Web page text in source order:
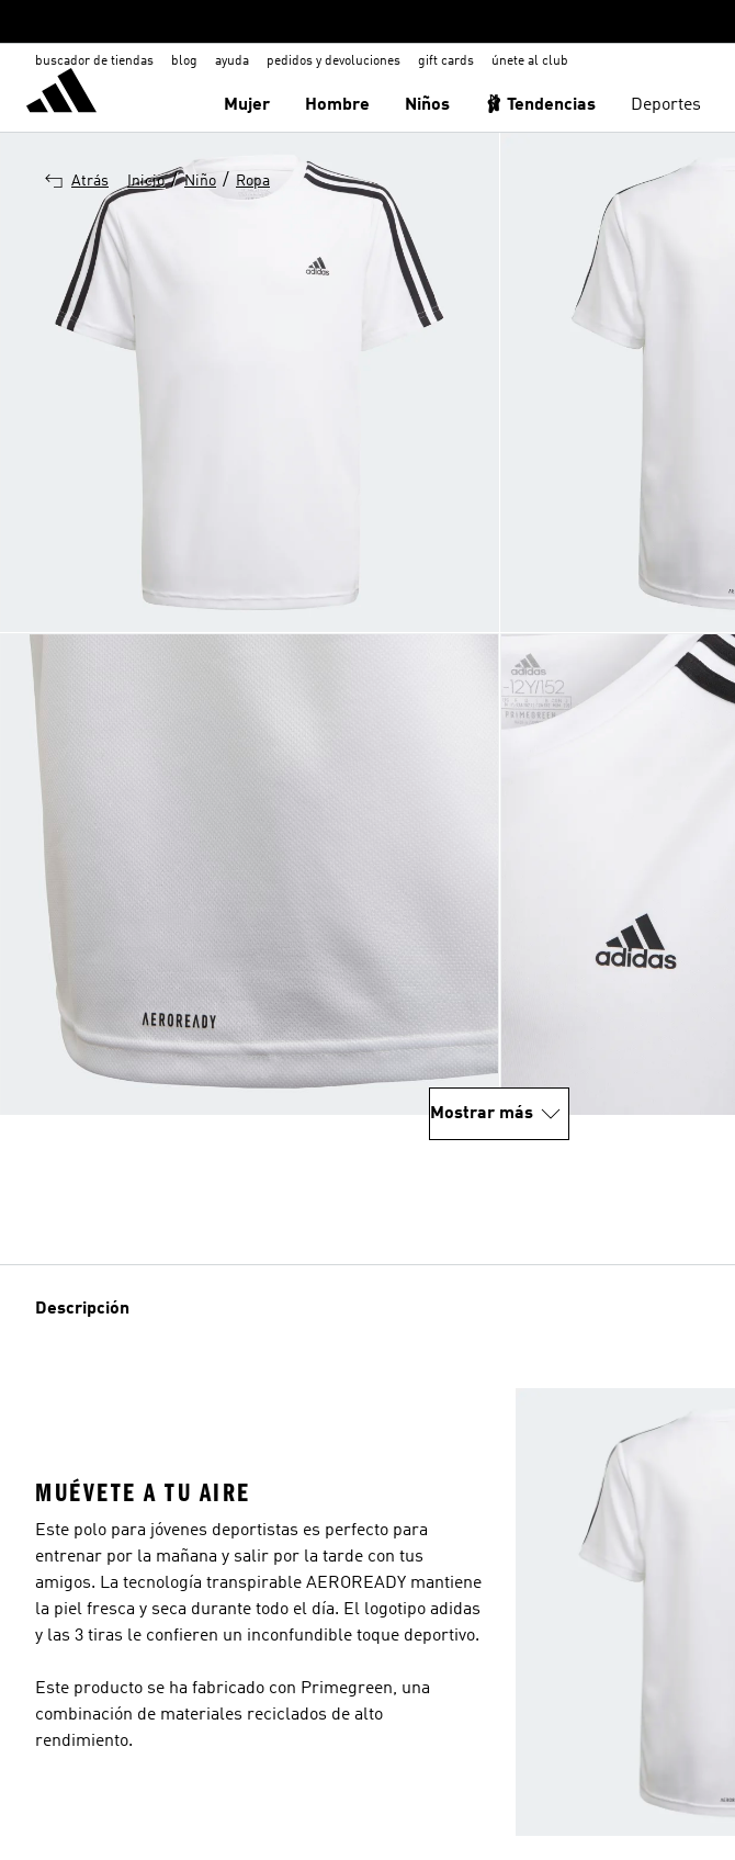
buscador de tiendas blog ayuda pedidos y devoluciones gift cards únete al club
Mujer Hombre Niños 🩰 Tendencias Deportes
Atrás Inicio / Niño / Ropa
Mostrar más
Descripción
MUÉVETE A TU AIRE
Este polo para jóvenes deportistas es perfecto para
entrenar por la mañana y salir por la tarde con tus
amigos. La tecnología transpirable AEROREADY mantiene
la piel fresca y seca durante todo el día. El logotipo adidas
y las 3 tiras le confieren un inconfundible toque deportivo.
Este producto se ha fabricado con Primegreen, una
combinación de materiales reciclados de alto
rendimiento.